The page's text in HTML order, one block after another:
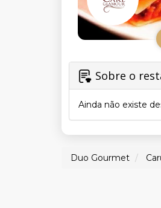
Sobre o
Ainda não existe
Duo Gourmet